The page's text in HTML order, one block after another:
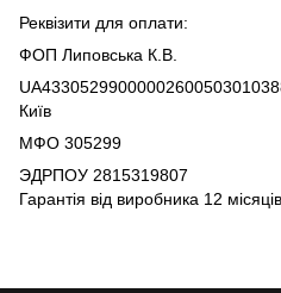
Реквізити для оплати:
ФОП Липовська К.В.
Київ
МФО 305299
ЭДРПОУ 2815319807
Гарантія від виробника 12